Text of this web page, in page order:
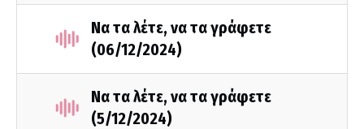
Να τα λέτε, να τα γράφετε
(06/12/2024)
Να τα λέτε, να τα γράφετε
(5/12/2024)